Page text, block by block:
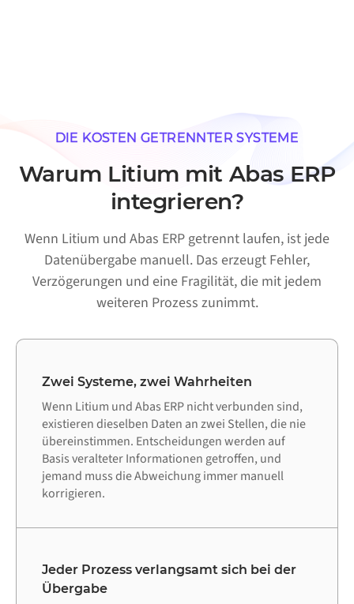
DIE KOSTEN GETRENNTER SYSTEME
Warum Litium mit Abas ERP
integrieren?
Wenn Litium und Abas ERP getrennt laufen, ist jede
Datenübergabe manuell. Das erzeugt Fehler,
Verzögerungen und eine Fragilität, die mit jedem
weiteren Prozess zunimmt.
Zwei Systeme, zwei Wahrheiten
Wenn Litium und Abas ERP nicht verbunden sind,
existieren dieselben Daten an zwei Stellen, die nie
übereinstimmen. Entscheidungen werden auf
Basis veralteter Informationen getroffen, und
jemand muss die Abweichung immer manuell
korrigieren.
Jeder Prozess verlangsamt sich bei der
Übergabe